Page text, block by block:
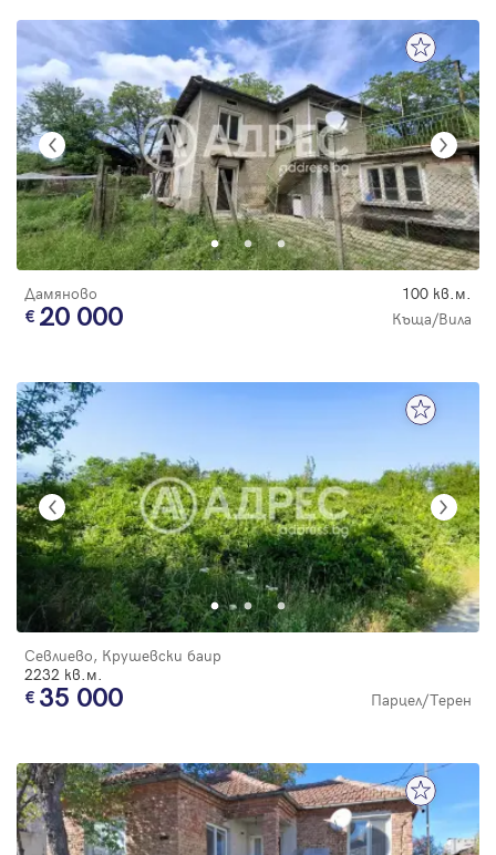
Дамяново 100 кв.м.
20 000 Къща/Вила
Севлиево, Крушевски баир
2232 кв.м.
35 000 Парцел/Терен